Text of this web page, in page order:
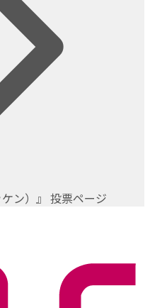
ン）』 投票ページ